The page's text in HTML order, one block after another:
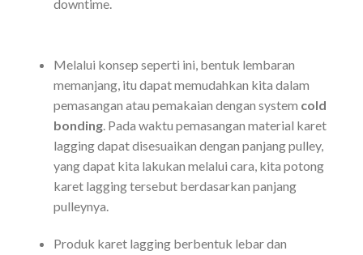
downtime.
Melalui konsep seperti ini, bentuk lembaran
memanjang, itu dapat memudahkan kita dalam
pemasangan atau pemakaian dengan system cold
bonding. Pada waktu pemasangan material karet
lagging dapat disesuaikan dengan panjang pulley,
yang dapat kita lakukan melalui cara, kita potong
karet lagging tersebut berdasarkan panjang
pulleynya.
Produk karet lagging berbentuk lebar dan